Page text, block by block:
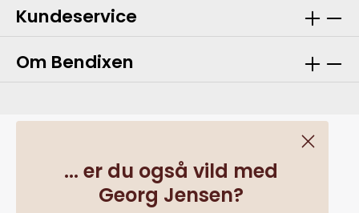
Kundeservice
Om Bendixen
... er du også vild med
Georg Jensen?